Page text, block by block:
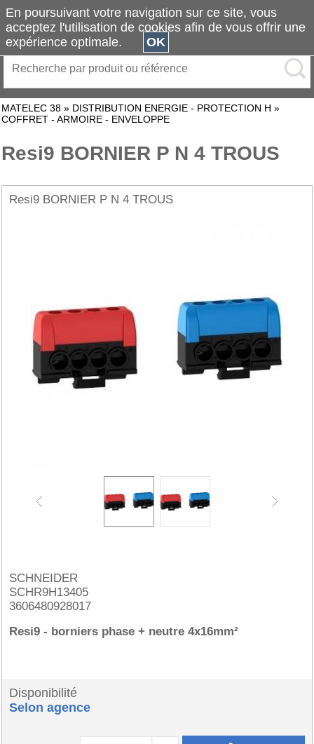
MATELEC 38 » DISTRIBUTION ENERGIE - PROTECTION H »
COFFRET - ARMOIRE - ENVELOPPE
Resi9 BORNIER P N 4 TROUS
Resi9 BORNIER P N 4 TROUS
SCHNEIDER
SCHR9H13405
3606480928017
Resi9 - borniers phase + neutre 4x16mm²
Disponibilité
Selon agence
En poursuivant votre navigation sur ce site, vous
acceptez l'utilisation de cookies afin de vous offrir une
expérience optimale.
OK